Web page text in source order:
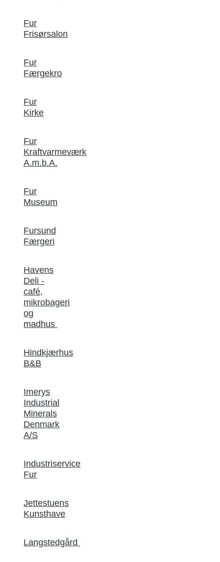
Fur
Frisørsalon
Fur
Færgekro
Fur
Kirke
Fur
Kraftvarmeværk
A.m.b.A.
Fur
Museum
Fursund
Færgeri
Havens
Deli -
café,
mikrobageri
og
madhus
Hindkjærhus
B&B
Imerys
Industrial
Minerals
Denmark
A/S
Industriservice
Fur
Jettestuens
Kunsthave
Langstedgård